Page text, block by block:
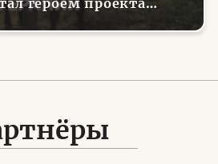
героем проекта
«Держи удар! С